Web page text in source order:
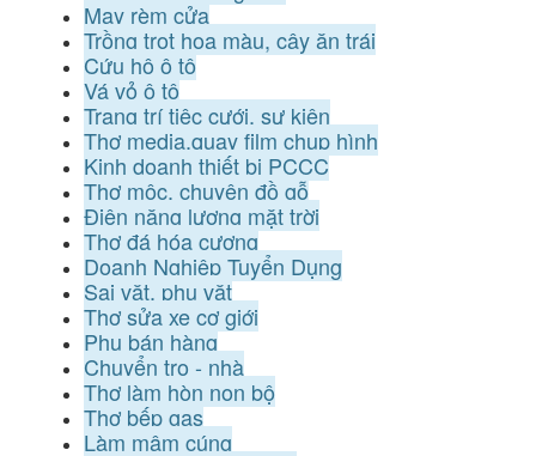
May rèm cửa
Trồng trọt hoa màu, cây ăn trái
Cứu hộ ô tô
Vá vỏ ô tô
Trang trí tiệc cưới, sự kiện
Thợ media,quay film chụp hình
Kinh doanh thiết bị PCCC
Thợ mộc, chuyên đồ gỗ
Điện năng lượng mặt trời
Thợ đá hóa cương
Doanh Nghiệp Tuyển Dụng
Sai vặt, phụ vặt
Thợ sửa xe cơ giới
Phụ bán hàng
Chuyển trọ - nhà
Thợ làm hòn non bộ
Thợ bếp gas
Làm mâm cúng